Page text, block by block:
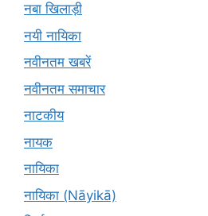
नबा खिलाड़ी
नयी नायिका
नवीनतम खबरें
नवीनतम समाचार
नाटकीय
नायक
नायिका
नायिका (Nāyikā)